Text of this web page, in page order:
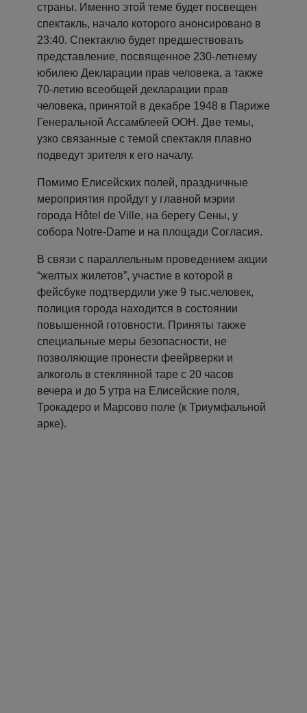
страны. Именно этой теме будет посвещен
спектакль, начало которого анонсировано в
23:40. Спектаклю будет предшествовать
представление, посвященное 230-летнему
юбилею Декларации прав человека, а также
70-летию всеобщей декларации прав
человека, принятой в декабре 1948 в Париже
Генеральной Ассамблеей ООН. Две темы,
узко связанные с темой спектакля плавно
подведут зрителя к его началу.
Помимо Елисейских полей, праздничные
мероприятия пройдут у главной мэрии
города Hôtel de Ville, на берегу Сены, у
собора Notre-Dame и на площади Согласия.
В связи с параллельным проведением акции
“желтых жилетов”, участие в которой в
фейсбуке подтвердили уже 9 тыс.человек,
полиция города находится в состоянии
повышенной готовности. Приняты также
специальные меры безопасности, не
позволяющие пронести феейрверки и
алкоголь в стеклянной таре с 20 часов
вечера и до 5 утра на Елисейские поля,
Трокадеро и Марсово поле (к Триумфальной
арке).